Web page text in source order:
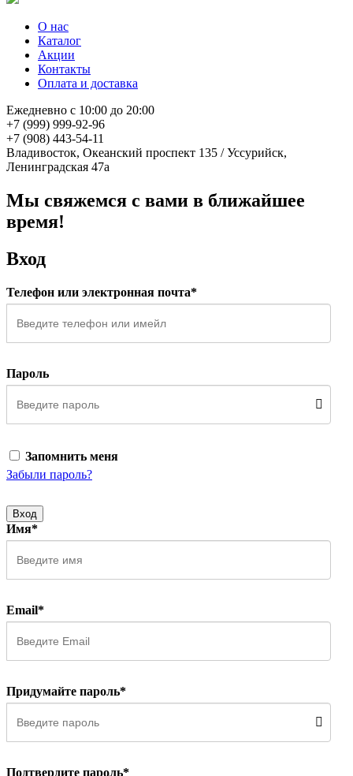
О нас
Каталог
Акции
Контакты
Оплата и доставка
Ежедневно с 10:00 до 20:00
+7 (999) 999-92-96
+7 (908) 443-54-11
Владивосток, Океанский проспект 135 / Уссурийск,
Ленинградская 47а
Мы свяжемся с вами в ближайшее
время!
Вход
Телефон или электронная почта*
Пароль
Запомнить меня
Забыли пароль?
Вход
Имя*
Email*
Придумайте пароль*
Подтвердите пароль*